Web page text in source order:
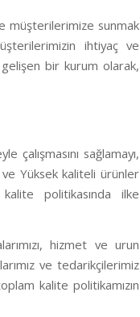
müşterilerimize sunmak
ihtiyaç ve
bir kurum olarak,
sağlamayı,
Yüksek kaliteli ürünler
politikasında ilke
hizmet ve urun
ve tedarikçilerimiz
kalite politikamızın